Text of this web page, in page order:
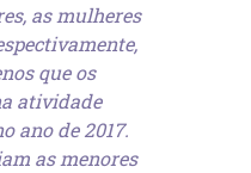
as mulheres
que os
atividade
ano de 2017.
as menores